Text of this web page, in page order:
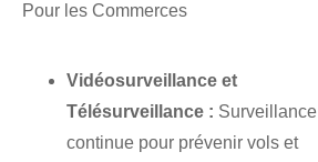
Pour les Commerces
Vidéosurveillance et
Télésurveillance : Surveillance
continue pour prévenir vols et